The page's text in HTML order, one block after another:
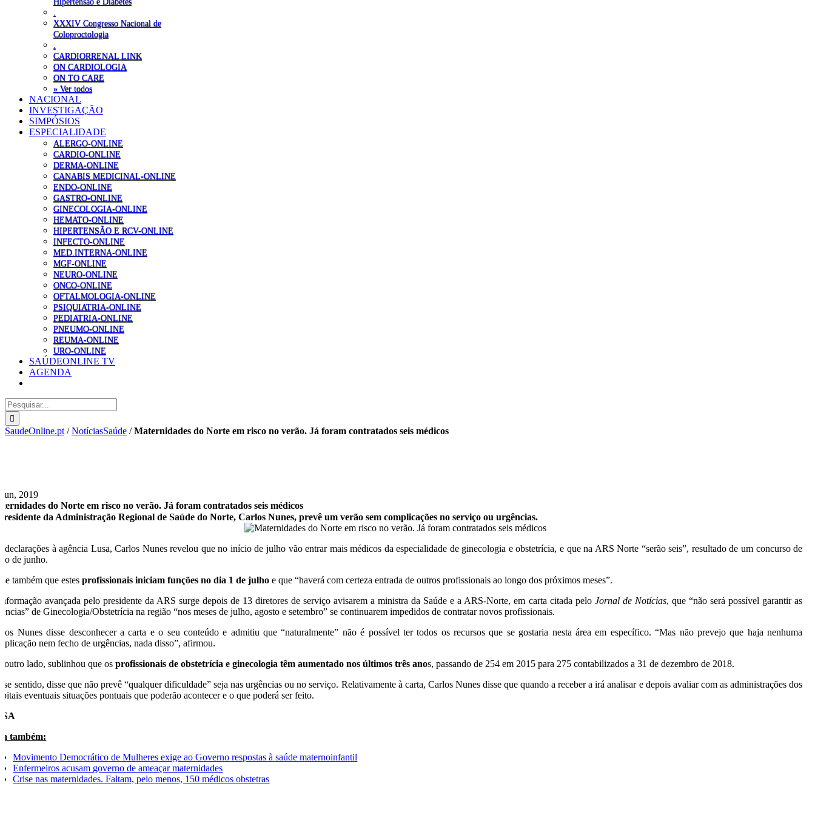
XXXIV Congresso Nacional de
Coloproctologia
CARDIORRENAL LINK
ON CARDIOLOGIA
ON TO CARE
» Ver todos
NACIONAL
INVESTIGAÇÃO
SIMPÓSIOS
ESPECIALIDADE
ALERGO-ONLINE
CARDIO-ONLINE
DERMA-ONLINE
CANABIS MEDICINAL-ONLINE
ENDO-ONLINE
GASTRO-ONLINE
GINECOLOGIA-ONLINE
HEMATO-ONLINE
HIPERTENSÃO E RCV-ONLINE
INFECTO-ONLINE
MED.INTERNA-ONLINE
MGF-ONLINE
NEURO-ONLINE
ONCO-ONLINE
OFTALMOLOGIA-ONLINE
PSIQUIATRIA-ONLINE
PEDIATRIA-ONLINE
PNEUMO-ONLINE
REUMA-ONLINE
URO-ONLINE
SAÚDEONLINE TV
AGENDA
Pesquisar
SaudeOnline.pt /NotíciasSaúde /Maternidades do Norte em risco no verão. Já foram contratados seis médicos
2019
do Norte em risco no verão. Já foram contratados seis médicos
da Administração Regional de Saúde do Norte, Carlos Nunes, prevê um verão sem complicações no serviço ou urgências.
declarações à agência Lusa, Carlos Nunes revelou que no início de julho vão entrar mais médicos da especialidade de ginecologia e obstetrícia, e que na ARS Norte “serão seis”, resultado de um concurso de
de junho.
também que estesprofissionais iniciam funções no dia 1 de julho e que “haverá com certeza entrada de outros profissionais ao longo dos próximos meses”.
avançada pelo presidente da ARS surge depois de 13 diretores de serviço avisarem a ministra da Saúde e a ARS-Norte, em carta citada pelo Jornal de Notícias, que “não será possível garantir as
de Ginecologia/Obstetrícia na região “nos meses de julho, agosto e setembro” se continuarem impedidos de contratar novos profissionais.
Nunes disse desconhecer a carta e o seu conteúdo e admitiu que “naturalmente” não é possível ter todos os recursos que se gostaria nesta área em específico. “Mas não prevejo que haja nenhuma
nem fecho de urgências, nada disso”, afirmou.
outro lado, sublinhou que osprofissionais de obstetrícia e ginecologia têm aumentado nos últimos três anos, passando de 254 em 2015 para 275 contabilizados a 31 de dezembro de 2018.
sentido, disse que não prevê “qualquer dificuldade” seja nas urgências ou no serviço. Relativamente à carta, Carlos Nunes disse que quando a receber a irá analisar e depois avaliar com as administrações dos
eventuais situações pontuais que poderão acontecer e o que poderá ser feito.
também:
Movimento Democrático de Mulheres exige ao Governo respostas à saúde maternoinfantil
Enfermeiros acusam governo de ameaçar maternidades
Crise nas maternidades. Faltam, pelo menos, 150 médicos obstetras